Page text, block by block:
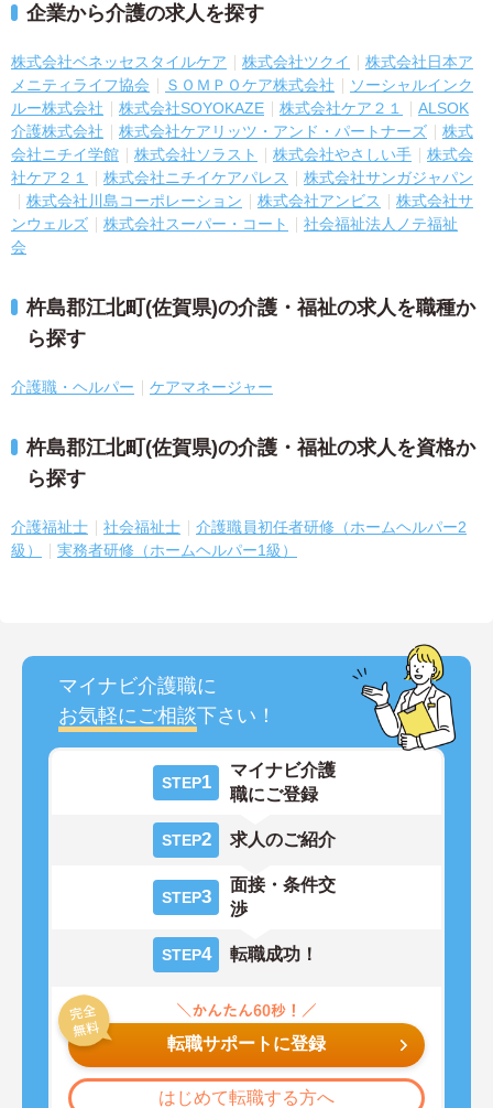
企業から介護の求人を探す
株式会社ベネッセスタイルケア 株式会社ツクイ
株式会社日本ア
メニティライフ協会
ＳＯＭＰＯケア株式会社
ソーシャルインク
ルー株式会社
株式会社SOYOKAZE 株式会社ケア２１
ALSOK
介護株式会社
株式会社ケアリッツ・アンド・パートナーズ
株式
会社ニチイ学館
株式会社ソラスト 株式会社やさしい手
株式会
社ケア２１
株式会社ニチイケアパレス
株式会社サンガジャパン
株式会社川島コーポレーション
株式会社アンビス
株式会社サ
ンウェルズ
株式会社スーパー・コート
社会福祉法人ノテ福祉
会
杵島郡江北町(佐賀県)の介護・福祉の求人を職種か
ら探す
介護職・ヘルパー ケアマネージャー
杵島郡江北町(佐賀県)の介護・福祉の求人を資格か
ら探す
介護福祉士 社会福祉士
介護職員初任者研修（ホームヘルパー2
級）
実務者研修（ホームヘルパー1級）
マイナビ介護職に
お気軽にご相談下さい！
STEP1
マイナビ介護
職にご登録
STEP2 求人のご紹介
STEP3
面接・条件交
渉
STEP4 転職成功！
転職サポートに登録
はじめて転職する方へ